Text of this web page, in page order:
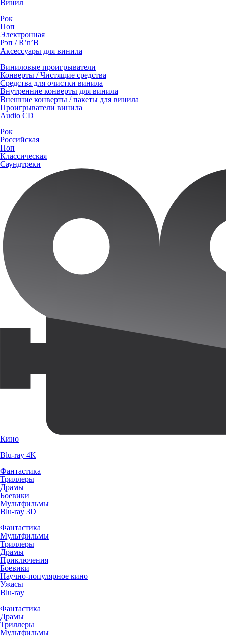
Винил
Рок
Поп
Электронная
Рэп / R’n’B
Аксессуары для винила
Виниловые проигрыватели
Конверты / Чистящие средства
Средства для очистки винила
Внутренние конверты для винила
Внешние конверты / пакеты для винила
Проигрыватели винила
Audio CD
Рок
Российская
Поп
Классическая
Саундтреки
Кино
Blu-ray 4K
Фантастика
Триллеры
Драмы
Боевики
Мультфильмы
Blu-ray 3D
Фантастика
Мультфильмы
Триллеры
Драмы
Приключения
Боевики
Научно-популярное кино
Ужасы
Blu-ray
Фантастика
Драмы
Триллеры
Мультфильмы